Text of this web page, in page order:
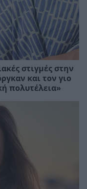
στιγμές στην
και τον γιο
πολυτέλεια»